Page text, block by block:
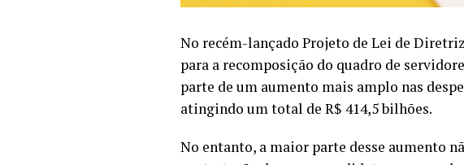
No recém-lançado Projeto de Lei de
para a recomposição do quadro de
parte de um aumento mais amplo nas
atingindo um total de R$ 414,5 bilhões.
No entanto, a maior parte desse aumento